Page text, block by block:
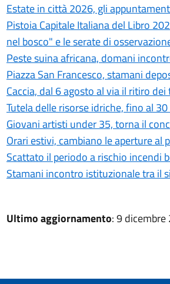
Estate in città 2026, gli
Pistoia Capitale Italiana del Libro
nel bosco" e le serate di
Peste suina africana, domani
Piazza San Francesco, stamani
Caccia, dal 6 agosto al via il ritiro
Tutela delle risorse idriche, fino al
Giovani artisti under 35, torna il
Orari estivi, cambiano le aperture
Scattato il periodo a rischio incendi
Stamani incontro istituzionale tra il
Ultimo aggiornamento: 9